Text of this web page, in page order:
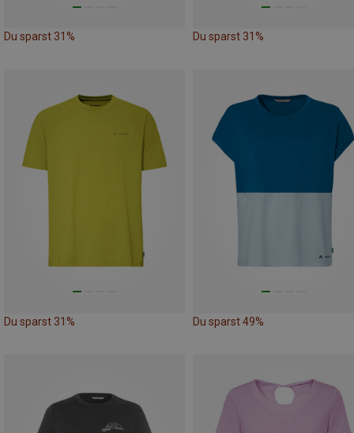
Du sparst 31% Du sparst 31%
Du sparst 31% Du sparst 49%